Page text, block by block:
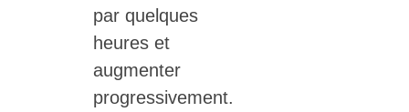
par quelques
heures et
augmenter
progressivement.